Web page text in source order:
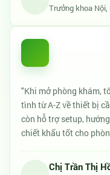
Trưởng khoa Nội,
"Khi mở phòng khám,
tình từ A-Z về thiết bị
còn hỗ trợ setup,
chiết khấu tốt cho
Chị Trần Thị